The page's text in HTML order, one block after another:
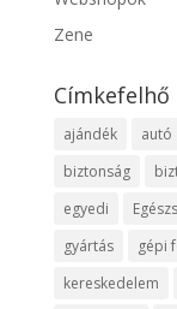
Zene
Címkefelhő
ajándék autó
biztonság
egyedi
gyártás
gépi
kereskedelem